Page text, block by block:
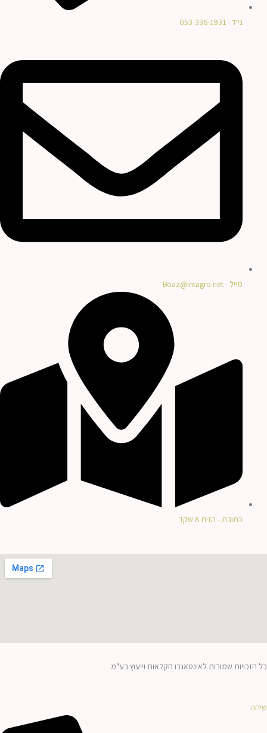
נייד - 053-336-1931
מייל - Boaz@intagro.net
כתובת - הזית 8 שקד
כל הזכויות שמורות לאינטאגרו חקלאות וייעוץ בע"מ
שיחה